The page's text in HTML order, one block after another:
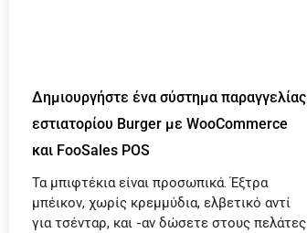
Δημιουργήστε ένα σύστημα παραγγελίας
εστιατορίου Burger με WooCommerce
και FooSales POS
Τα μπιφτέκια είναι προσωπικά. Έξτρα
μπέικον, χωρίς κρεμμύδια, ελβετικό αντί
για τσένταρ, και -αν δώσετε στους πελάτες